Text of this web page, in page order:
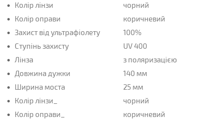
Колір лінзи
чорний
Колір оправи
коричневий
Захист від ультрафіолету
100%
Ступінь захисту
UV 400
Лінза
з поляризацією
Довжина дужки
140 мм
Ширина моста
25 мм
Колір лінзи_
чорний
Колір оправи_
коричневий